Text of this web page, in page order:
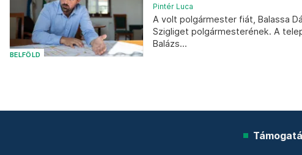
BELFÖLD
Pintér Luca
A volt polgármester fiát, Balassa
Szigliget polgármesterének. A
Balázs...